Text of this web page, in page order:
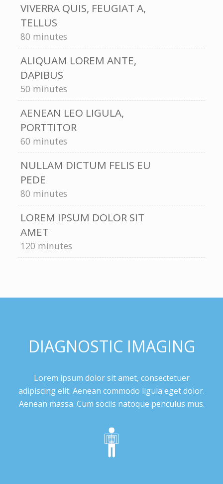
VIVERRA QUIS, FEUGIAT A,
TELLUS
80 minutes
ALIQUAM LOREM ANTE,
DAPIBUS
50 minutes
AENEAN LEO LIGULA,
PORTTITOR
60 minutes
NULLAM DICTUM FELIS EU
PEDE
80 minutes
LOREM IPSUM DOLOR SIT
AMET
120 minutes
DIAGNOSTIC IMAGING
Lorem ipsum dolor sit amet, consectetuer
adipiscing elit. Aenean commodo ligula eget dolor.
Aenean massa. Cum sociis natoque penculus mus.